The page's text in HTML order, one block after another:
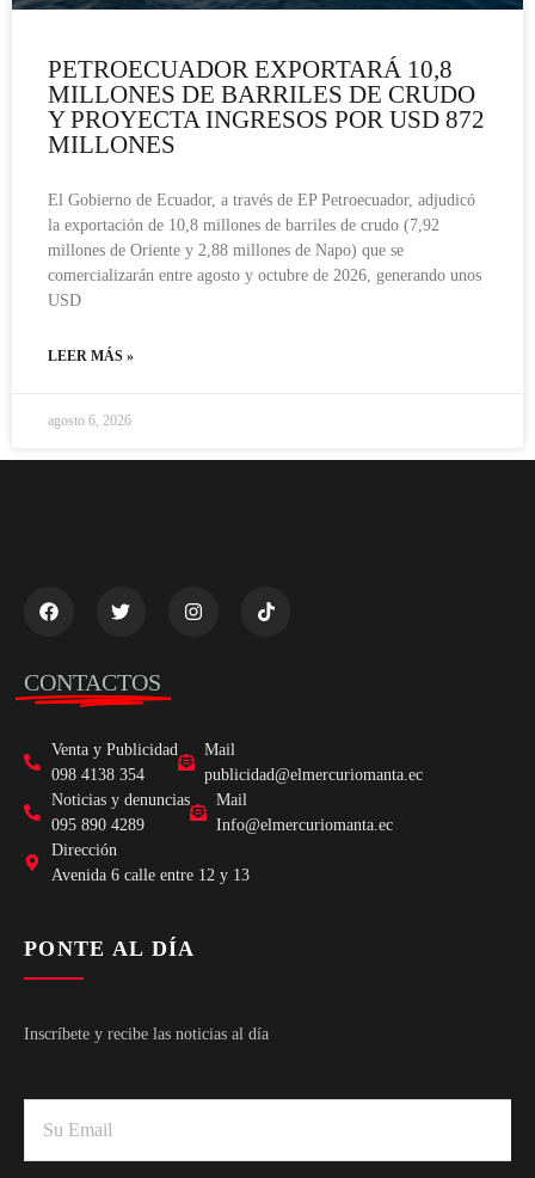
PETROECUADOR EXPORTARÁ 10,8
MILLONES DE BARRILES DE CRUDO
Y PROYECTA INGRESOS POR USD 872
MILLONES
El Gobierno de Ecuador, a través de EP Petroecuador, adjudicó
la exportación de 10,8 millones de barriles de crudo (7,92
millones de Oriente y 2,88 millones de Napo) que se
comercializarán entre agosto y octubre de 2026, generando unos
USD
LEER MÁS »
agosto 6, 2026
CONTACTOS
Venta y Publicidad
098 4138 354
Mail
publicidad@elmercuriomanta.ec
Noticias y denuncias
095 890 4289
Mail
Info@elmercuriomanta.ec
Dirección
Avenida 6 calle entre 12 y 13
PONTE AL DÍA
Inscríbete y recibe las noticias al día